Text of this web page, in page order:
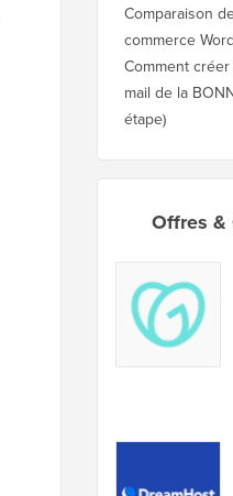
Comparaison
commerce
Comment
mail de la
étape)
Offres &